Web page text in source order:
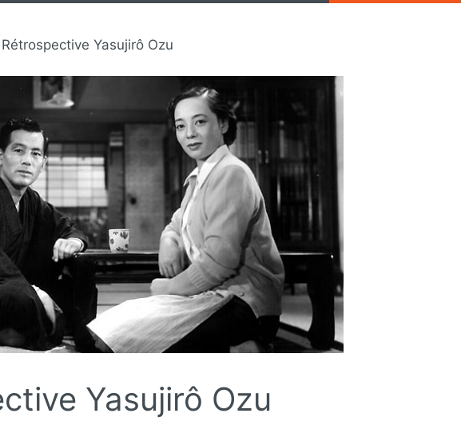
Rétrospective Yasujirô Ozu
Yasujirô Ozu